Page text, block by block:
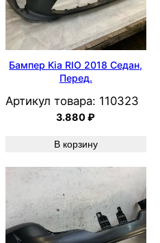
Бампер Kia RIO 2018 Седан,
Перед.
Артикул товара: 110323
3.880₽
В корзину